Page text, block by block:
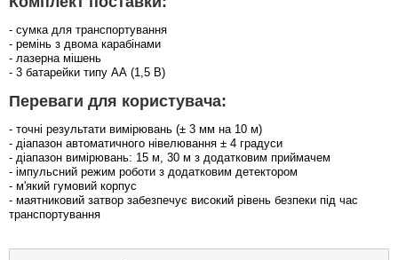
- сумка для транспортування
- ремінь з двома карабінами
- лазерна мішень
- 3 батарейки типу АА (1,5 В)
Переваги для користувача:
- точні результати вимірювань (± 3 мм на 10 м)
- діапазон автоматичного нівелювання ± 4 градуси
- діапазон вимірювань: 15 м, 30 м з додатковим приймачем
- імпульсний режим роботи з додатковим детектором
- м'який гумовий корпус
- маятниковий затвор забезпечує високий рівень безпеки під час
транспортування